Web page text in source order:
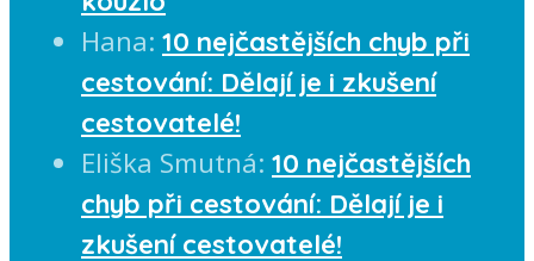
Hana: 10 nejčastějších chyb při
cestování: Dělají je i zkušení
cestovatelé!
Eliška Smutná: 10 nejčastějších
chyb při cestování: Dělají je i
zkušení cestovatelé!